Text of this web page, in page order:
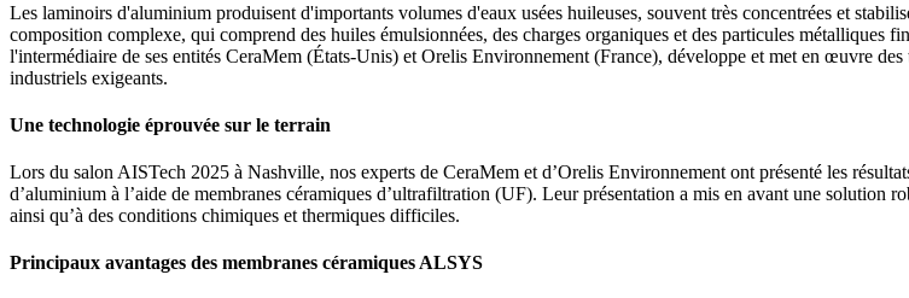
Les laminoirs d'aluminium produisent d'importants volumes d'eaux usées huileuses, souvent très concentrées et
composition complexe, qui comprend des huiles émulsionnées, des charges organiques et des particules
l'intermédiaire de ses entités CeraMem (États-Unis) et Orelis Environnement (France), développe et met en œuvre
industriels exigeants.
Une technologie éprouvée sur le terrain
Lors du salon AISTech 2025 à Nashville, nos experts de CeraMem et d’Orelis Environnement ont présenté les
d’aluminium à l’aide de membranes céramiques d’ultrafiltration (UF). Leur présentation a mis en avant une solution
ainsi qu’à des conditions chimiques et thermiques difficiles.
Principaux avantages des membranes céramiques ALSYS